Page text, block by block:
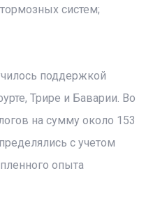
систем;
поддержкой
Трире и Баварии. Во
на сумму около 153
с учетом
опыта